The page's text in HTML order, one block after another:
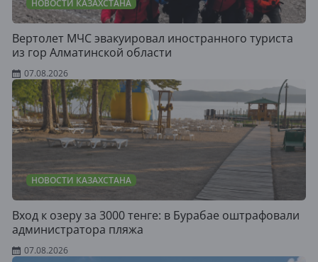
НОВОСТИ КАЗАХСТАНА
Вертолет МЧС эвакуировал иностранного туриста
из гор Алматинской области
07.08.2026
НОВОСТИ КАЗАХСТАНА
Вход к озеру за 3000 тенге: в Бурабае оштрафовали
администратора пляжа
07.08.2026